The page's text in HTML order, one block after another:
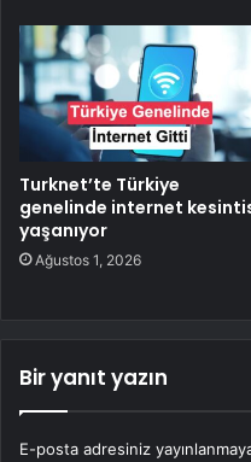
Turknet’te Türkiye
genelinde internet
yaşanıyor
Ağustos 1, 2026
Bir yanıt yazın
E-posta adresiniz